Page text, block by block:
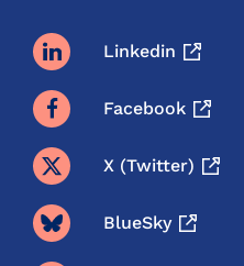
Linkedin
Facebook
X (twitter)
BlueSky